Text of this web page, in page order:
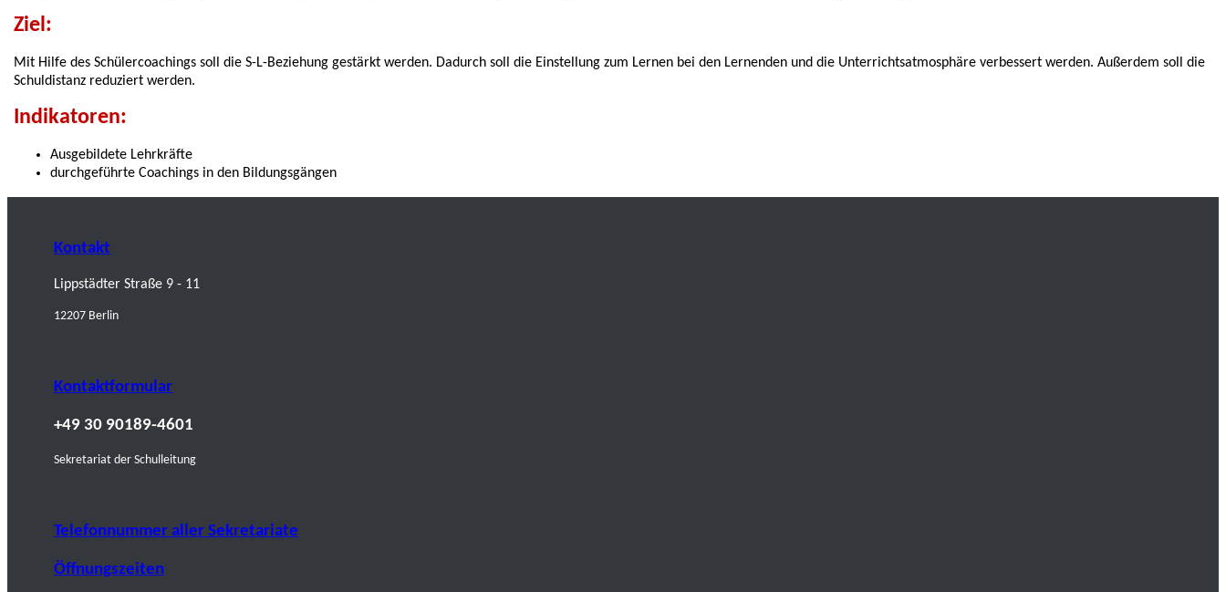
Ziel:
Mit Hilfe des Schülercoachings soll die S-L-Beziehung gestärkt werden. Dadurch soll die Einstellung zum Lernen bei den Lernenden und die Unterrichtsatmosphäre verbessert werden. Außerdem soll die
Schuldistanz reduziert werden.
Indikatoren:
Ausgebildete Lehrkräfte
durchgeführte Coachings in den Bildungsgängen
Kontakt
Lippstädter Straße 9 - 11
12207 Berlin
Kontaktformular
+49 30 90189-4601
Sekretariat der Schulleitung
Telefonnummer aller Sekretariate
Öffnungszeiten